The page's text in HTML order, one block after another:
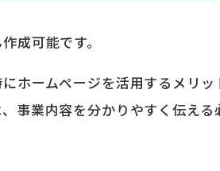
成可能です。
ホームページを活用するメリッ
事業内容を分かりやすく伝え